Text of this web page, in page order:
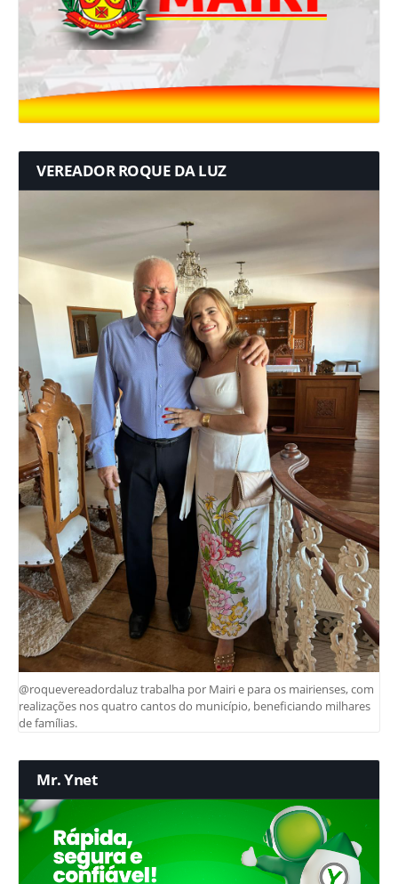
VEREADOR ROQUE DA LUZ
@roquevereadordaluz trabalha por Mairi e para os mairienses, com
realizações nos quatro cantos do município, beneficiando milhares
de famílias.
Mr. Ynet